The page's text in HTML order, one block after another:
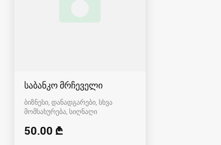
საბანკო მრჩეველი
ბიზნესი, დანადგარები, სხვა
მომსახურება სიღნაღი
50.00 ₾